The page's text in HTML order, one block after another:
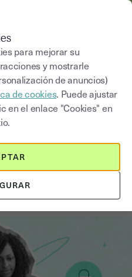
Saisissez un terme
acuerdo de
eficaz
para mejorar su
y mostrarle
de anuncios)
de cookies. Puede ajustar
en el enlace "Cookies" en